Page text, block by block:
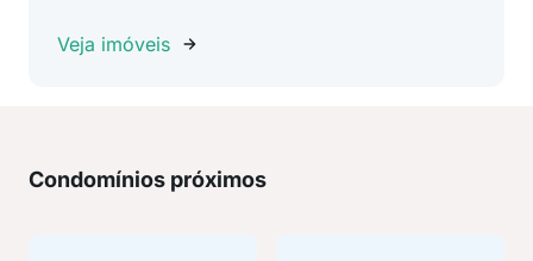
Veja imóveis
Condomínios próximos